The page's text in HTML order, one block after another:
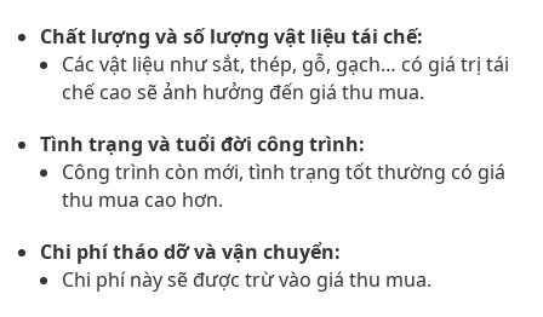
Chất lượng và số lượng vật liệu tái chế:
Các vật liệu như sắt, thép, gỗ, gạch… có giá trị tái
chế cao sẽ ảnh hưởng đến giá thu mua.
Tình trạng và tuổi đời công trình:
Công trình còn mới, tình trạng tốt thường có giá
thu mua cao hơn.
Chi phí tháo dỡ và vận chuyển:
Chi phí này sẽ được trừ vào giá thu mua.